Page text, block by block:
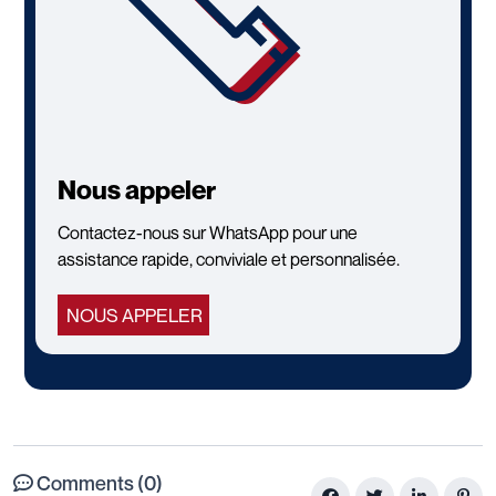
Nous appeler
Contactez-nous sur WhatsApp pour une
assistance rapide, conviviale et personnalisée.
NOUS APPELER
Comments (0)